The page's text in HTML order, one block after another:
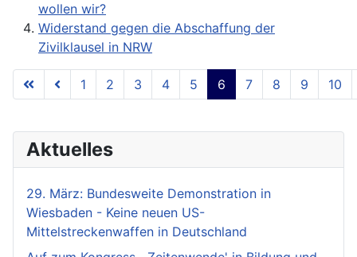
wollen wir?
Widerstand gegen die Abschaffung der
Zivilklausel in NRW
Seite 6 von 18
1 2 3 4 5 6 7 8 9 10
Aktuelles
29. März: Bundesweite Demonstration in
Wiesbaden - Keine neuen US-
Mittelstreckenwaffen in Deutschland